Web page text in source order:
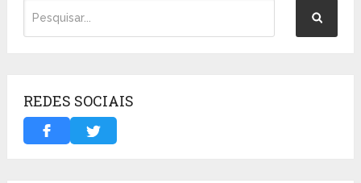
REDES SOCIAIS